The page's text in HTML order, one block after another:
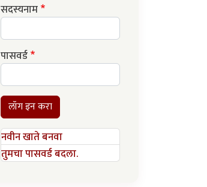
सदस्यनाम
पासवर्ड
लॉग इन करा
नवीन खाते बनवा
तुमचा पासवर्ड बदला.